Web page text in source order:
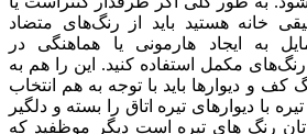
خانه هستید باید از رنگ‌های متضاد
به ایجاد هارمونی یا هماهنگی در
رنگ‌های مکمل استفاده کنید. این را هم به
کف و دیوارها باید با توجه به هم انتخاب
با دیوارهای تیره اتاق را بسته و دلگیر
رنگ های تیره است دیگر موظفید که